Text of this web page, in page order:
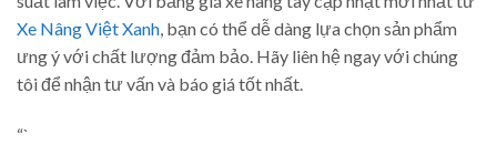
Xe Nâng Việt Xanh, bạn có thể dễ dàng lựa chọn sản phẩm
ưng ý với chất lượng đảm bảo. Hãy liên hệ ngay với chúng
tôi để nhận tư vấn và báo giá tốt nhất.
“`